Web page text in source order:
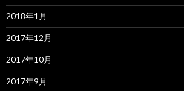
2018年1月
2017年12月
2017年10月
2017年9月